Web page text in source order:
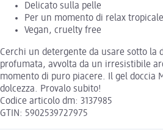
Delicato sulla pelle
Per un momento di relax tropicale
Vegan, cruelty free
Cerchi un detergente da usare sotto la
profumata, avvolta da un irresistibile
momento di puro piacere. Il gel doccia
dolcezza. Provalo subito!
Codice articolo dm: 3137985
GTIN: 5902539727975